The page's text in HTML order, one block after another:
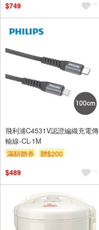
$749
飛利浦C4531V認證編織充電傳
輸線-CL-1M
滿額贈券
贈$200
$489